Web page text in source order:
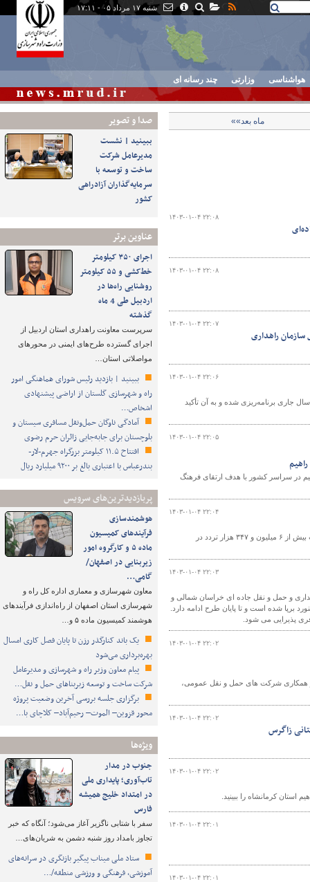
شنبه ۱۷ مرداد ۰۵ - ۱۷:۱۱
هواشناسی وزارتی چند رسانه ای
صدا و تصوير
ببینید | نشست
مدیرعامل شرکت
ساخت و توسعه با
سرمایه‌گذاران آزادراهی
کشور
عناوین برتر
اجرای ۳۵۰ کیلومتر
خط‌کشی و ۵۵ کیلومتر
روشنایی راه‌ها در
اردبیل طی 4 ماه
گذشته
سرپرست معاونت راهداری استان اردبیل از
اجرای گسترده طرح‌های ایمنی در محورهای
مواصلاتی استان…
ببینید | بازدید رئیس شورای هماهنگی امور
راه و شهرسازی گلستان از اراضی پیشنهادی
اشخاص…
آمادگی ناوگان حمل‌ونقل مسافری سیستان و
بلوچستان برای جابه‌جایی زائران حرم رضوی
افتتاح ۱۱.۵ کیلومتر بزرگراه جهرم-لار-
بندرعباس با اعتباری بالغ بر ۹۲۰۰ میلیارد ریال
پربازدیدترین‌های سرویس
هوشمندسازی
فرآیندهای کمیسیون
ماده ۵ و کارگروه امور
زیربنایی در اصفهان/
گامی…
معاون شهرسازی و معماری اداره کل راه و
شهرسازی استان اصفهان از راه‌اندازی فرآیندهای
هوشمند کمیسیون ماده ۵ و…
یک باند کنارگذر رزن تا پایان فصل کاری امسال
بهره‌برداری می‌شود
پیام معاون وزیر راه و شهرسازی و مدیرعامل
شرکت ساخت و توسعه زیربناهای حمل و نقل…
برگزاری جلسه بررسی آخرین وضعیت پروژه
محور قزوین– الموت– رحیم‌آباد– کلاچای با…
ویژه‌ها
جنوب در مدار
تاب‌آوری؛ پایداری ملی
در امتداد خلیج همیشه
فارس
سفر با شتابی ناگزیر آغاز می‌شود؛ آنگاه که خبر
تجاوز بامداد روز شنبه دشمن به شریان‌های…
ستاد ملی میناب پیگیر بازنگری در سرانه‌های
آموزشی، فرهنگی و ورزشی منطقه/…
ماه بعد»»
۱۴۰۳-۰۱-۰۴ ۲۲:۰۸
۱۴۰۳-۰۱-۰۴ ۲۲:۰۸
۱۴۰۳-۰۱-۰۴ ۲۲:۰۷
راهداری
۱۴۰۳-۰۱-۰۴ ۲۲:۰۶
جاری برنامه‌ریزی شده و به آن تأکید
۱۴۰۳-۰۱-۰۴ ۲۲:۰۵
در سراسر کشور با هدف ارتقای فرهنگ
۱۴۰۳-۰۱-۰۴ ۲۲:۰۴
رئیس مرکز مدیریت راه‌های اداره کل راهداری و حمل و نقل جاده‌ای استان مرکزی از ثبت بیش از ۶ میلیون و ۳۴۷ هزار تردد در
۱۴۰۳-۰۱-۰۴ ۲۲:۰۳
اداره کل راهداری و حمل و نقل جاده ای خراسان شمالی و
برپا شده است و تا پایان طرح ادامه دارد.
پذیرایی می شود.
۱۴۰۳-۰۱-۰۴ ۲۲:۰۲
و همکاری شرکت های حمل و نقل عمومی،
۱۴۰۳-۰۱-۰۴ ۲۲:۰۲
زاگرس
۱۴۰۳-۰۱-۰۴ ۲۲:۰۲
کرمانشاه را ببینید.
۱۴۰۳-۰۱-۰۴ ۲۲:۰۱
۱۴۰۳-۰۱-۰۴ ۲۲:۰۱